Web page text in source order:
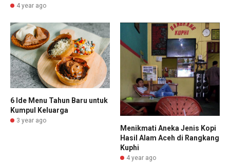
4 year ago
6 Ide Menu Tahun Baru untuk
Kumpul Keluarga
3 year ago
Menikmati Aneka Jenis Kopi
Hasil Alam Aceh di Rangkang
Kuphi
4 year ago